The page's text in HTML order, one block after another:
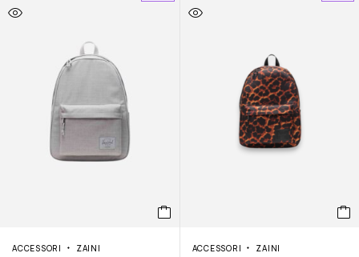
ACCESSORI ZAINI ACCESSORI ZAINI